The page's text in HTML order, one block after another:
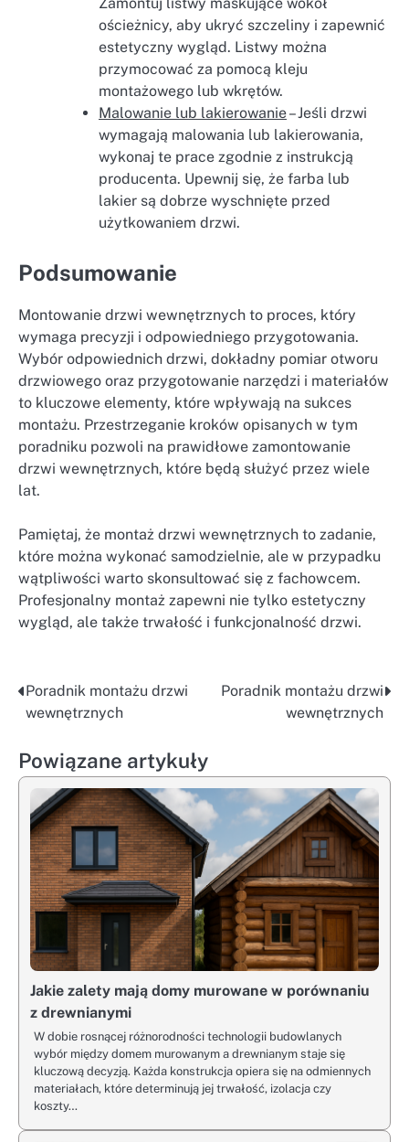
Zamontuj listwy maskujące wokół
ościeżnicy, aby ukryć szczeliny i zapewnić
estetyczny wygląd. Listwy można
przymocować za pomocą kleju
montażowego lub wkrętów.
Malowanie lub lakierowanie– Jeśli drzwi
wymagają malowania lub lakierowania,
wykonaj te prace zgodnie z instrukcją
producenta. Upewnij się, że farba lub
lakier są dobrze wyschnięte przed
użytkowaniem drzwi.
Podsumowanie
Montowanie drzwi wewnętrznych to proces, który
wymaga precyzji i odpowiedniego przygotowania.
Wybór odpowiednich drzwi, dokładny pomiar otworu
drzwiowego oraz przygotowanie narzędzi i materiałów
to kluczowe elementy, które wpływają na sukces
montażu. Przestrzeganie kroków opisanych w tym
poradniku pozwoli na prawidłowe zamontowanie
drzwi wewnętrznych, które będą służyć przez wiele
lat.
Pamiętaj, że montaż drzwi wewnętrznych to zadanie,
które można wykonać samodzielnie, ale w przypadku
wątpliwości warto skonsultować się z fachowcem.
Profesjonalny montaż zapewni nie tylko estetyczny
wygląd, ale także trwałość i funkcjonalność drzwi.
Nawigacja
wpisu
Poradnik montażu drzwi
wewnętrznych
Poradnik montażu drzwi
wewnętrznych
Powiązane artykuły
Jakie zalety mają domy murowane w porównaniu
z drewnianymi
W dobie rosnącej różnorodności technologii budowlanych
wybór między domem murowanym a drewnianym staje się
kluczową decyzją. Każda konstrukcja opiera się na odmiennych
materiałach, które determinują jej trwałość, izolacja czy
koszty…